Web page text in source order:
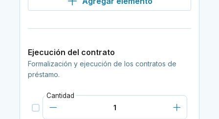
Ejecución del contrato
Formalización y ejecución de los contratos de
préstamo.
Cantidad